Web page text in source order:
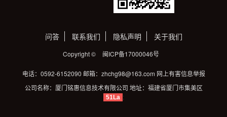
问答 联系我们 隐私声明 关于我们
Copyright © 闽ICP备17000046号
电话：0592-6152090 邮箱：zhchg98@163.com 网上有害信息举报
公司名称：厦门铭惠信息技术有限公司 地址：福建省厦门市集美区
51La ;